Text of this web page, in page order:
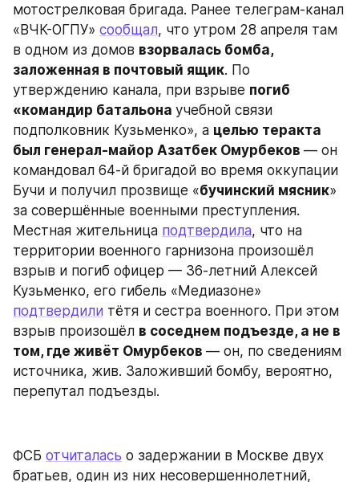
мотострелковая бригада. Ранее телеграм-канал
«ВЧК-ОГПУ» сообщал, что утром 28 апреля там
в одном из домов взорвалась бомба,
заложенная в почтовый ящик. По
утверждению канала, при взрыве погиб
«командир батальона учебной связи
подполковник Кузьменко», а целью теракта
был генерал-майор Азатбек Омурбеков — он
командовал 64-й бригадой во время оккупации
Бучи и получил прозвище «бучинский мясник»
за совершённые военными преступления.
Местная жительница подтвердила, что на
территории военного гарнизона произошёл
взрыв и погиб офицер — 36-летний Алексей
подтвердили тётя и сестра военного. При этом
взрыв произошёл в соседнем подъезде, а не в
том, где живёт Омурбеков — он, по сведениям
источника, жив. Заложивший бомбу, вероятно,
перепутал подъезды.
ФСБ отчиталась о задержании в Москве двух
братьев, один из них несовершеннолетний,